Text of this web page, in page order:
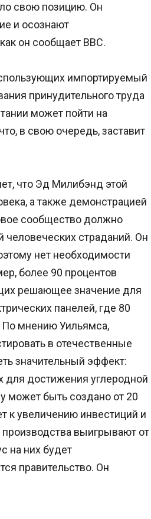
свою позицию. Он
и осознают
он сообщает BBC.
импортируемый
принудительного труда
может пойти на
в свою очередь, заставит
что Эд Милибэнд этой
а также демонстрацией
сообщество должно
человеческих страданий. Он
нет необходимости
более 90 процентов
решающее значение для
панелей, где 80
По мнению Уильямса,
в отечественные
значительный эффект:
для достижения углеродной
может быть создано от 20
к увеличению инвестиций и
производства выигрывают от
на них будет
правительство. Он